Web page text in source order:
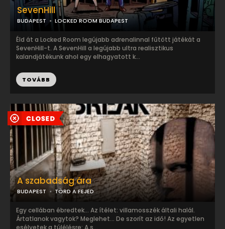
SevenHill
BUDAPEST LOCKED ROOM BUDAPEST
Éld át a Locked Room legújabb adrenalinnal fűtött játékát a
SevenHill-t. A SevenHill a legújabb ultra realisztikus
kalandjátékunk ahol egy elhagyatott k...
TOVÁBB
A szabadság ára
BUDAPEST TÖRD A FEJED
Egy cellában ébredtek... ​Az ítélet: villamosszék általi halál.
Ártatlanok vagytok? Meglehet... De szorít az idő! Az egyetlen
esélyetek a túlélésre: A s...